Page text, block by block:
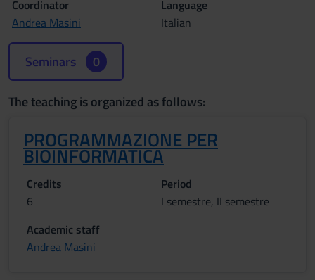
Coordinator
Andrea Masini
Language
Italian
Seminars 0
The teaching is organized as follows:
PROGRAMMAZIONE PER
BIOINFORMATICA
Credits
6
Period
I semestre, II semestre
Academic staff
Andrea Masini